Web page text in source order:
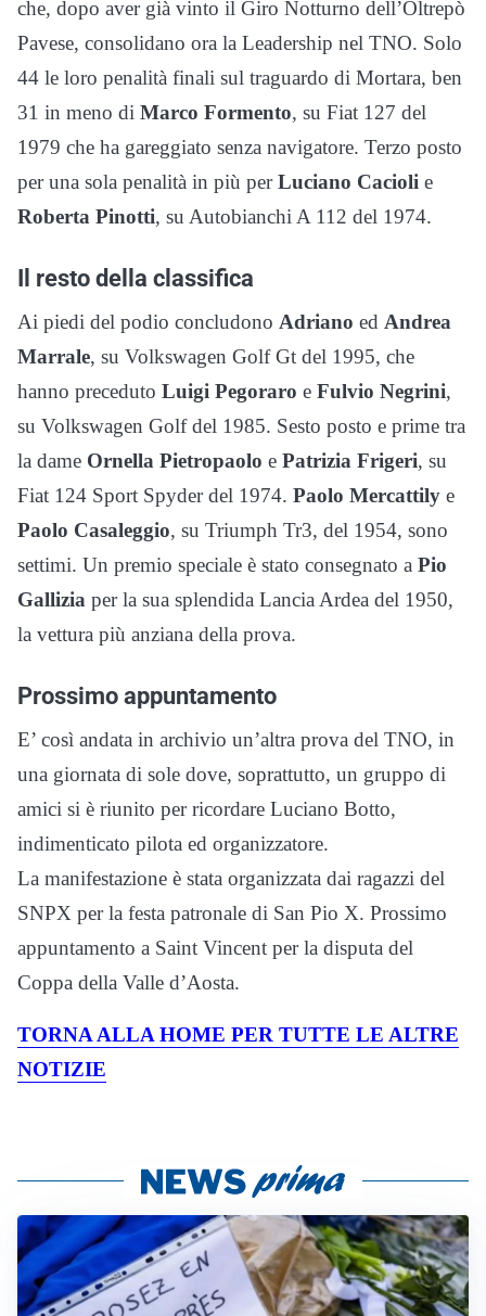
che, dopo aver già vinto il Giro Notturno dell’Oltrepò
Pavese, consolidano ora la Leadership nel TNO. Solo
44 le loro penalità finali sul traguardo di Mortara, ben
31 in meno di Marco Formento, su Fiat 127 del
1979 che ha gareggiato senza navigatore. Terzo posto
per una sola penalità in più perLuciano Cacioli e
Roberta Pinotti, su Autobianchi A 112 del 1974.
Il resto della classifica
Ai piedi del podio concludono Adriano ed Andrea
Marrale, su Volkswagen Golf Gt del 1995, che
hanno preceduto Luigi Pegoraro e Fulvio Negrini,
su Volkswagen Golf del 1985. Sesto posto e prime tra
la dame Ornella Pietropaolo e Patrizia Frigeri, su
Fiat 124 Sport Spyder del 1974. Paolo Mercattily e
Paolo Casaleggio, su Triumph Tr3, del 1954, sono
settimi. Un premio speciale è stato consegnato a Pio
Gallizia per la sua splendida Lancia Ardea del 1950,
la vettura più anziana della prova.
Prossimo appuntamento
E’ così andata in archivio un’altra prova del TNO, in
una giornata di sole dove, soprattutto, un gruppo di
amici si è riunito per ricordare Luciano Botto,
indimenticato pilota ed organizzatore.
La manifestazione è stata organizzata dai ragazzi del
SNPX per la festa patronale di San Pio X. Prossimo
appuntamento a Saint Vincent per la disputa del
Coppa della Valle d’Aosta.
TORNA ALLA HOME PER TUTTE LE ALTRE
NOTIZIE